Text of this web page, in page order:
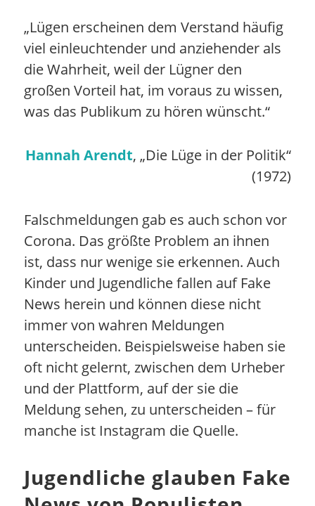
„Lügen erscheinen dem Verstand häufig
viel einleuchtender und anziehender als
die Wahrheit, weil der Lügner den
großen Vorteil hat, im voraus zu wissen,
was das Publikum zu hören wünscht.“
Hannah Arendt, „Die Lüge in der Politik“
(1972)
Falschmeldungen gab es auch schon vor
Corona. Das größte Problem an ihnen
ist, dass nur wenige sie erkennen. Auch
Kinder und Jugendliche fallen auf Fake
News herein und können diese nicht
immer von wahren Meldungen
unterscheiden. Beispielsweise haben sie
oft nicht gelernt, zwischen dem Urheber
und der Plattform, auf der sie die
Meldung sehen, zu unterscheiden – für
manche ist Instagram die Quelle.
Jugendliche glauben Fake